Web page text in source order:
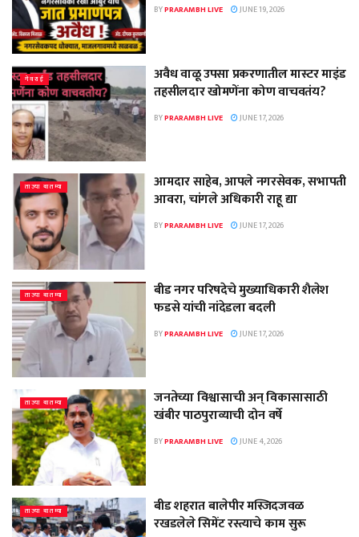
BYPRARAMBH LIVE JUNE 19, 2026
गेवराई
अवैध वाळू उपसा प्रकरणातील मास्टर माइंड
तहसीलदार खोमणेंना कोण वाचवतंय?
BYPRARAMBH LIVE JUNE 17, 2026
ताज्या बातम्या
आमदार साहेब, आपले नगरसेवक, सभापती
आवरा, चांगले अधिकारी राहू द्या
BYPRARAMBH LIVE JUNE 17, 2026
ताज्या बातम्या
बीड नगर परिषदेचे मुख्याधिकारी शैलेश
फडसे यांची नांदेडला बदली
BYPRARAMBH LIVE JUNE 17, 2026
ताज्या बातम्या
जनतेच्या विश्वासाची अन् विकासासाठी
खंबीर पाठपुराव्याची दोन वर्षे
BYPRARAMBH LIVE JUNE 4, 2026
ताज्या बातम्या
बीड शहरात बालेपीर मस्जिदजवळ
रखडलेले सिमेंट रस्त्याचे काम सुरू